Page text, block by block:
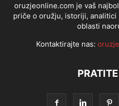
oruzjeonline.com je vaš
priče o oružju, istoriji, analitici
oblasti
Kontaktirajte nas: